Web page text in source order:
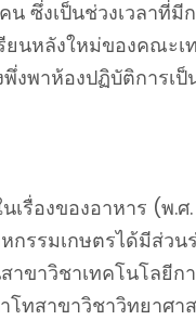
ซึ่งเป็นช่วงเวลาที่
นหลังใหม่ของคณะเ
งพาห้องปฏิบัติการเ
รื่องของอาหาร (พ.
กรรมเกษตรได้มีส่
ขาวิชาเทคโนโลยี
ทสาขาวิชาวิทยาศา